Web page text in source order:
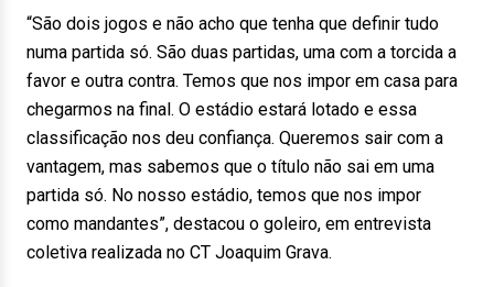
“São dois jogos e não acho que tenha que definir tudo
numa partida só. São duas partidas, uma com a torcida a
favor e outra contra. Temos que nos impor em casa para
chegarmos na final. O estádio estará lotado e essa
classificação nos deu confiança. Queremos sair com a
vantagem, mas sabemos que o título não sai em uma
partida só. No nosso estádio, temos que nos impor
como mandantes”, destacou o goleiro, em entrevista
coletiva realizada no CT Joaquim Grava.